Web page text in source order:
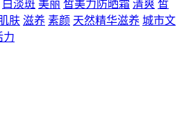
白淡斑 美丽 皙美力防晒霜 清爽 皙
肤 滋养 素颜 天然精华滋养 城市文
力